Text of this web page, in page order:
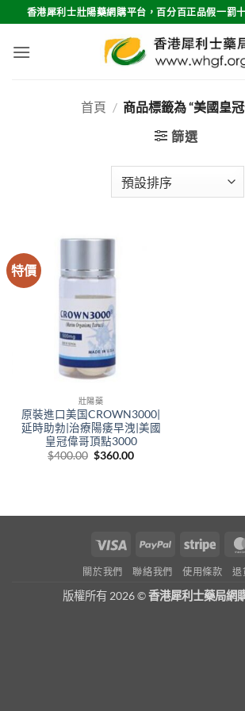
to
content
香港犀利士壯陽藥網購平台，百分百正品假一罰
首頁 / 商品標籤為 “美國皇
篩選
特價
壯陽藥
原裝進口美国CROWN3000|
延時助勃|治療陽痿早洩|美國
皇冠偉哥頂點3000
$400.00 Original
$360.00Current
Visa PayPal Stripe
關於我們 聯絡我們 使用條款 退
版權所有 2026 ©香港犀利士藥局網